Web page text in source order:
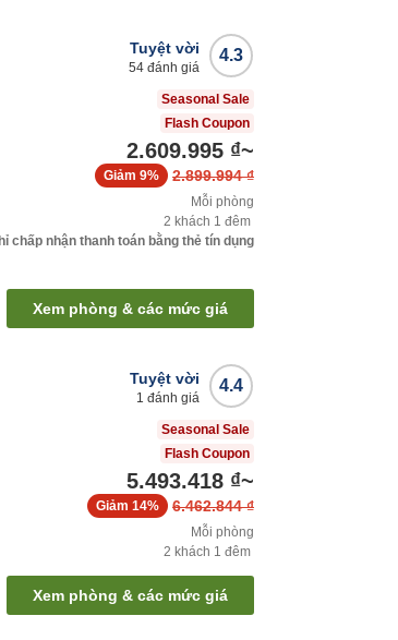
4.3
Tuyệt vời
54 đánh giá
Seasonal Sale
Flash Coupon
2.609.995 ₫~
2.899.994 ₫
Giảm 9%
Mỗi phòng
2 khách 1 đêm
chấp nhận thanh toán bằng thẻ tín dụng
Xem phòng & các mức giá
4.4
Tuyệt vời
1 đánh giá
Seasonal Sale
Flash Coupon
5.493.418 ₫~
6.462.844 ₫
Giảm 14%
Mỗi phòng
2 khách 1 đêm
Xem phòng & các mức giá